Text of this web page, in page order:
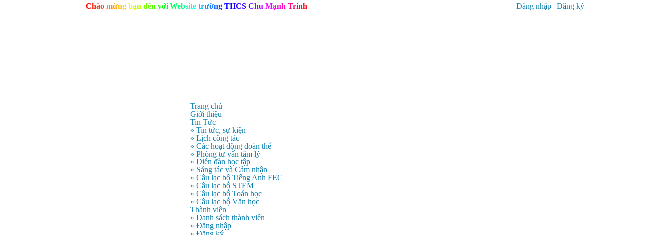
Chào mừng bạn đến với Website trường THCS Chu Mạnh Trinh Đăng nhập | Đăng ký
Trang chủ
Giới thiệu
Tin Tức
» Tin tức, sự kiện
» Lịch công tác
» Các hoạt động đoàn thể
» Phòng tư vấn tâm lý
» Diễn đàn học tập
» Sáng tác và Cảm nhận
» Câu lạc bộ Tiếng Anh FEC
» Câu lạc bộ STEM
» Câu lạc bộ Toán học
» Câu lạc bộ Văn học
Thành viên
» Danh sách thành viên
» Đăng nhập
» Đăng ký